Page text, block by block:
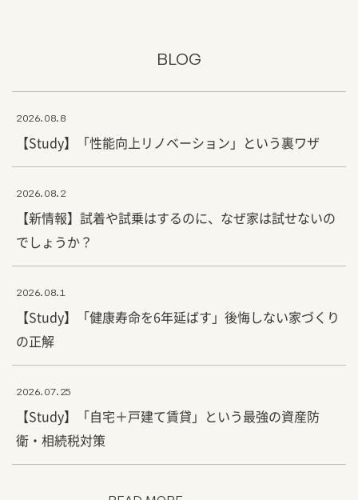
BLOG
2026.08.8
【Study】「性能向上リノベーション」という裏ワザ
2026.08.2
【新情報】試着や試乗はするのに、なぜ家は試せないの
でしょうか？
2026.08.1
【Study】「健康寿命を6年延ばす」後悔しない家づくり
の正解
2026.07.25
【Study】「自宅＋戸建て賃貸」という最強の資産防
衛・相続税対策